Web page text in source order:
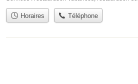
Horaires Téléphone